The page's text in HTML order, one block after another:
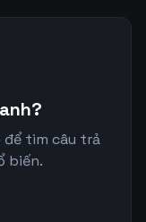
để tìm câu trả
biến.